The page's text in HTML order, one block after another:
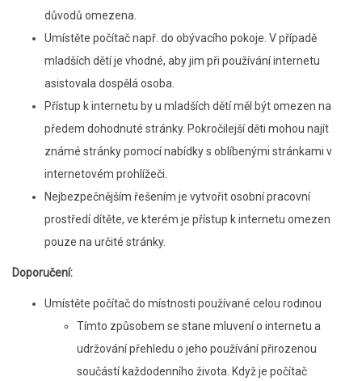
důvodů omezena.
Umístěte počítač např. do obývacího pokoje. V případě
mladších dětí je vhodné, aby jim při používání internetu
asistovala dospělá osoba.
Přístup k internetu by u mladších dětí měl být omezen na
předem dohodnuté stránky. Pokročilejší děti mohou najít
známé stránky pomocí nabídky s oblíbenými stránkami v
internetovém prohlížeči.
Nejbezpečnějším řešením je vytvořit osobní pracovní
prostředí dítěte, ve kterém je přístup k internetu omezen
pouze na určité stránky.
Doporučení:
Umístěte počítač do místnosti používané celou rodinou
Tímto způsobem se stane mluvení o internetu a
udržování přehledu o jeho používání přirozenou
součástí každodenního života. Když je počítač